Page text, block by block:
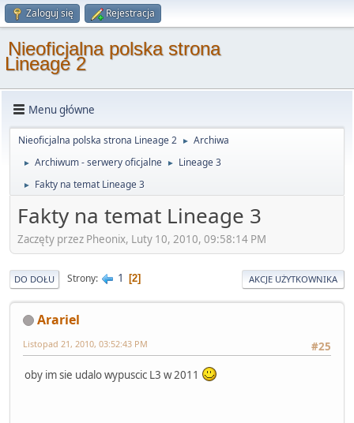
Zaloguj się Rejestracja
Nieoficjalna polska strona
Lineage 2
Menu główne
Nieoficjalna polska strona Lineage 2 ► Archiwa
► Archiwum - serwery oficjalne ► Lineage 3
► Fakty na temat Lineage 3
Fakty na temat Lineage 3
Zaczęty przez Pheonix, Luty 10, 2010, 09:58:14 PM
DO DOŁU Strony 1 2 AKCJE UŻYTKOWNIKA
Arariel
#25
Listopad 21, 2010, 03:52:43 PM
oby im sie udalo wypuscic L3 w 2011